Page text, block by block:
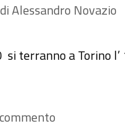
diAlessandro Novazio
si terranno a Torino